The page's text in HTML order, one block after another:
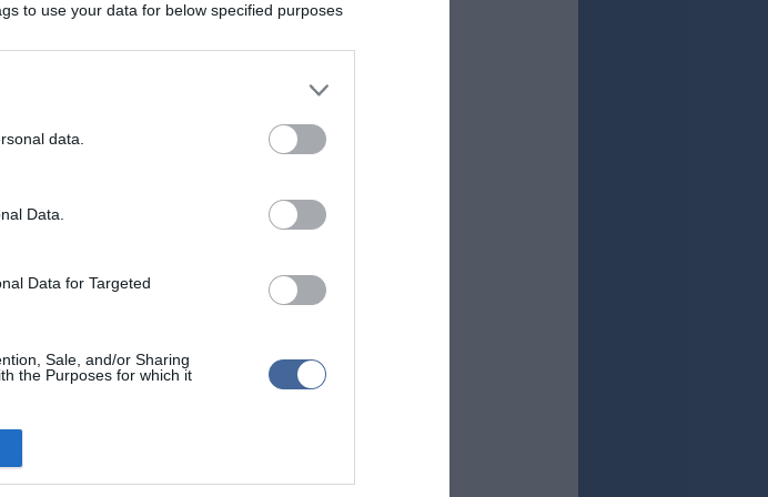
to use your data for below specified purposes
data.
Data.
Data for Targeted
Sale, and/or Sharing
the Purposes for which it
keresztül
is évente 100 ezer
súlyemelőnőt